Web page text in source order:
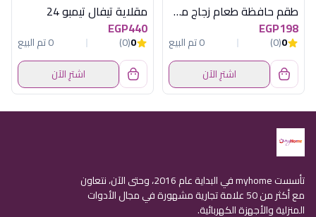
طقم حافظة طعام زجاج مدور قطعتين 22 أونصة أكسفورد - 3CC065-0CL
EGP198
0
(0)
0 تم البيع
اشترِ الآن
مقلاية تيفال تيمبو 24
EGP440
0
(0)
0 تم البيع
اشترِ الآن
تأسست myhome في البداية عام 2016، وحتى الآن، نتعاون
مع أكثر من 50 علامة تجارية مشهورة في مجال الأدوات
المنزلية والأجهزة الكهربائية.